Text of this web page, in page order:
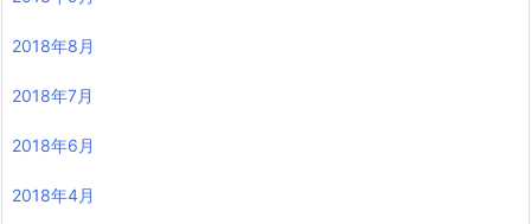
2018年8月
2018年7月
2018年6月
2018年4月